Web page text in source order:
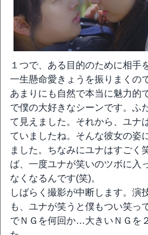
１つで、ある目的のために相手
一生懸命愛きょうを振りまくの
あまりにも自然で本当に魅力的
で僕の大好きなシーンです。ふ
て見えました。それから、ユナ
ていましたね。そんな彼女の姿
ました。ちなみにユナはすごく
ば、一度ユナが笑いのツボに入
なくなるんです(笑)。
しばらく撮影が中断します。演
も、ユナが笑うと僕もつい笑っ
でＮＧを何回か…大きいＮＧを